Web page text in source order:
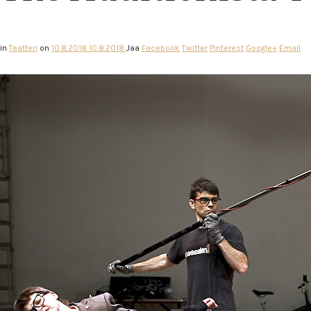
inTeatteri on 10.8.2018 10.8.2018 Jaa Facebook Twitter Pinterest Google+ Email